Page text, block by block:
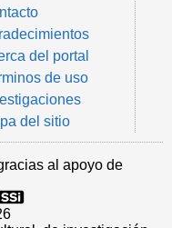
del portal
de uso
del sitio
al apoyo de